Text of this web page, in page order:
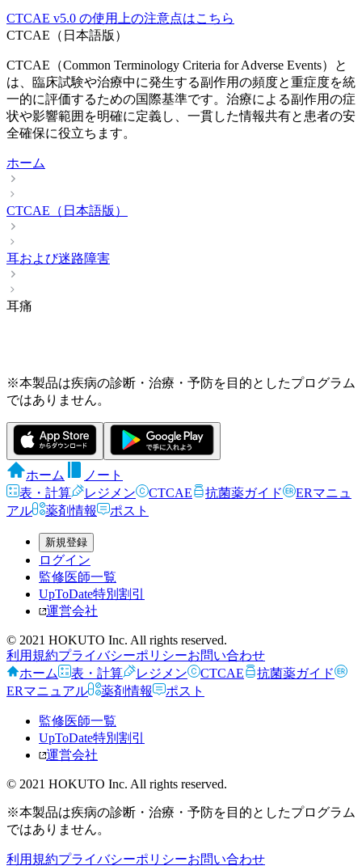
CTCAE v5.0 の使用上の注意点はこちら
CTCAE（日本語版）
CTCAE（Common Terminology Criteria for Adverse Events）と
は、臨床試験や治療中に発生する副作用の頻度と重症度を統
一的に評価するための国際基準です。治療による副作用の症
状や影響範囲を明確に定義し、一貫した情報共有と患者の安
全確保に役立ちます。
ホーム
CTCAE（日本語版）
耳および迷路障害
耳痛
※本製品は疾病の診断・治療・予防を目的としたプログラム
ではありません。
ホーム
ノート
表・計算
レジメン CTCAE 抗菌薬ガイド
ERマニュ
アル
薬剤情報 ポスト
新規登録
ログイン
監修医師一覧
UpToDate特別割引
運営会社
© 2021 HOKUTO Inc. All rights reserved.
利用規約プライバシーポリシーお問い合わせ
ホーム
表・計算 レジメン CTCAE
抗菌薬ガイド
ERマニュアル
薬剤情報 ポスト
監修医師一覧
UpToDate特別割引
運営会社
© 2021 HOKUTO Inc. All rights reserved.
※本製品は疾病の診断・治療・予防を目的としたプログラム
ではありません。
利用規約プライバシーポリシーお問い合わせ